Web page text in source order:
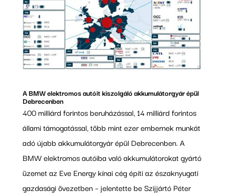
A BMW elektromos autóit kiszolgáló akkumulátorgyár épül
Debrecenben
400 milliárd forintos beruházással, 14 milliárd forintos
állami támogatással, több mint ezer embernek munkát
adó újabb akkumulátorgyár épül Debrecenben. A
BMW elektromos autóiba való akkumulátorokat gyártó
üzemet az Eve Energy kínai cég építi az északnyugati
gazdasági övezetben – jelentette be Szijjártó Péter